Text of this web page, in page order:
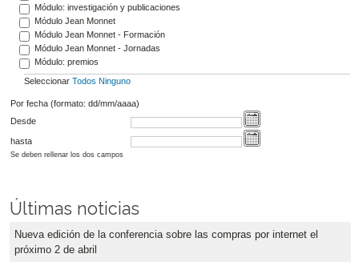
Módulo: investigación y publicaciones
Módulo Jean Monnet
Módulo Jean Monnet - Formación
Módulo Jean Monnet - Jornadas
Módulo: premios
Seleccionar Todos Ninguno
Por fecha (formato: dd/mm/aaaa)
Desde
hasta
Se deben rellenar los dos campos
Últimas noticias
Nueva edición de la conferencia sobre las compras por internet el
próximo 2 de abril